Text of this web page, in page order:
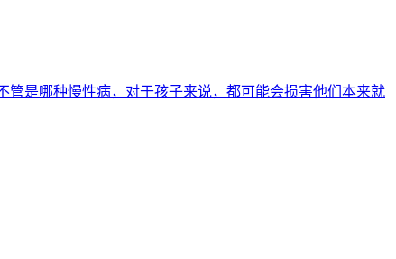
是哪种慢性病，对于孩子来说，都可能会损害他们本来就